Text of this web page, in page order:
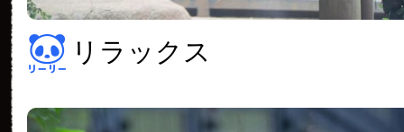
リラックス